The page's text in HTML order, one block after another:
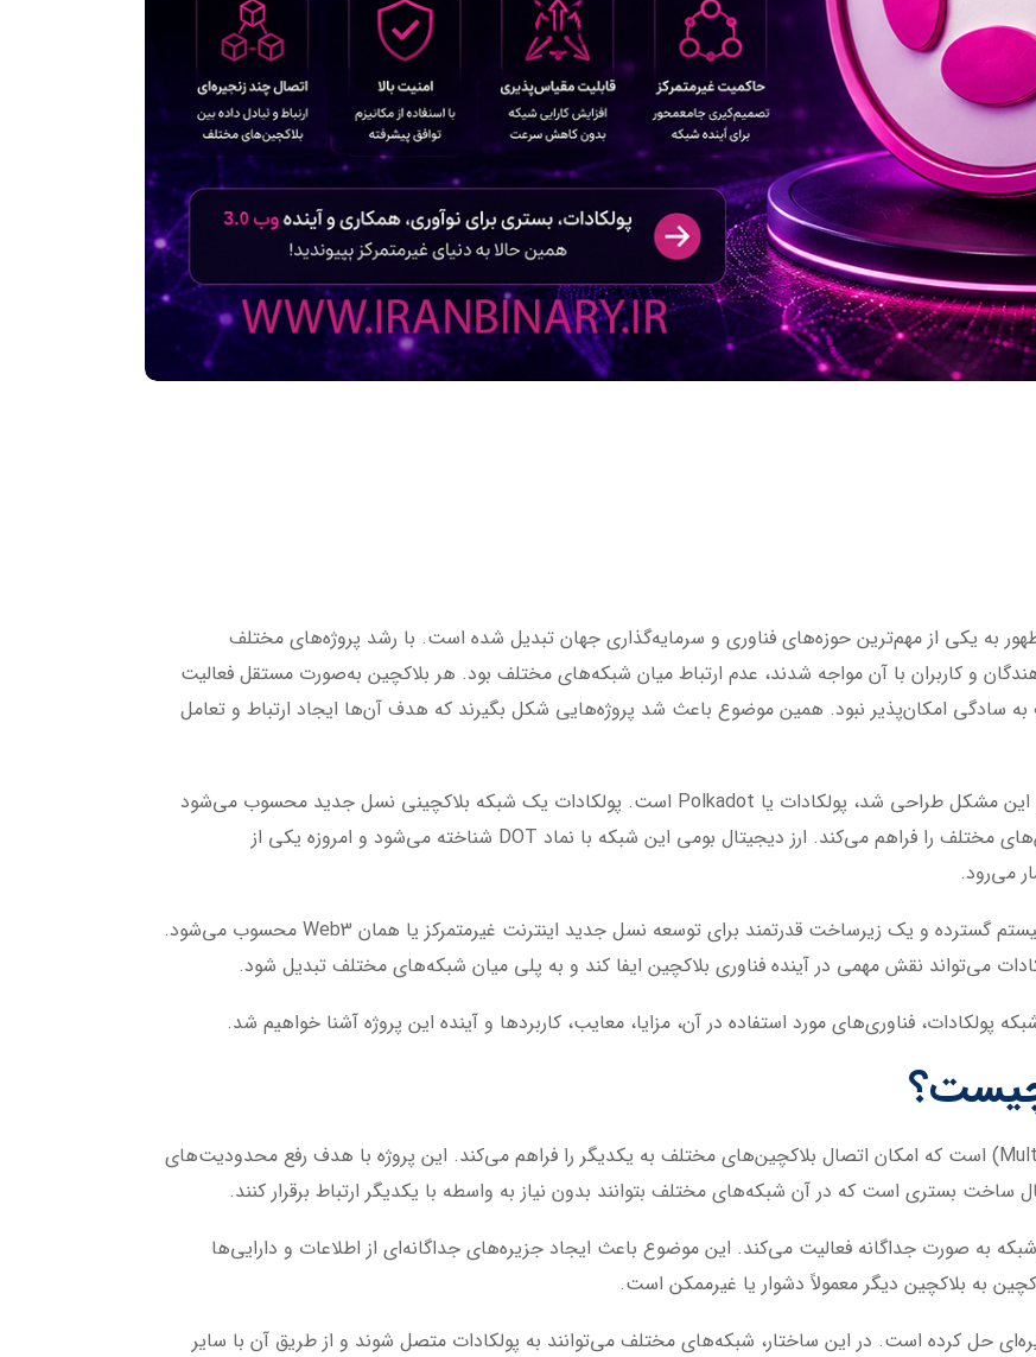
به یکی از مهم‌ترین حوزه‌های فناوری و سرمایه‌گذاری جهان تبدیل شده است. با رشد پروژه‌های مختلف
و کاربران با آن مواجه شدند، عدم ارتباط میان شبکه‌های مختلف بود. هر بلاکچین به‌صورت مستقل فعالیت
به سادگی امکان‌پذیر نبود. همین موضوع باعث شد پروژه‌هایی شکل بگیرند که هدف آن‌ها ایجاد ارتباط و تعامل
یکی از مهم‌ترین و موفق‌ترین پروژه‌هایی که برای حل این مشکل طراحی شد، پولکادات یا Polkadot است. پولکادات یک شبکه بلاکچینی نسل جدید محسوب می‌شود
که امکان ارتباط، تبادل داده و همکاری میان بلاکچین‌های مختلف را فراهم می‌کند. ارز دیجیتال بومی این شبکه با نماد DOT شناخته می‌شود و امروزه یکی از
می‌رود.
پولکادات تنها یک ارز دیجیتال نیست، بلکه یک اکوسیستم گسترده و یک زیرساخت قدرتمند برای توسعه نسل جدید اینترنت غیرمتمرکز یا همان Web3 محسوب می‌شود.
می‌تواند نقش مهمی در آینده فناوری بلاکچین ایفا کند و به پلی میان شبکه‌های مختلف تبدیل شود.
فناوری‌های مورد استفاده در آن، مزایا، معایب، کاربردها و آینده این پروژه آشنا خواهیم شد.
پولکادات یک شبکه بلاکچینی چندزنجیره‌ای (Multi-Chain) است که امکان اتصال بلاکچین‌های مختلف به یکدیگر را فراهم می‌کند. این پروژه با هدف رفع محدودیت‌های
بستری است که در آن شبکه‌های مختلف بتوانند بدون نیاز به واسطه با یکدیگر ارتباط برقرار کنند.
به صورت جداگانه فعالیت می‌کند. این موضوع باعث ایجاد جزیره‌های جداگانه‌ای از اطلاعات و دارایی‌ها
به بلاکچین دیگر معمولاً دشوار یا غیرممکن است.
حل کرده است. در این ساختار، شبکه‌های مختلف می‌توانند به پولکادات متصل شوند و از طریق آن با سایر